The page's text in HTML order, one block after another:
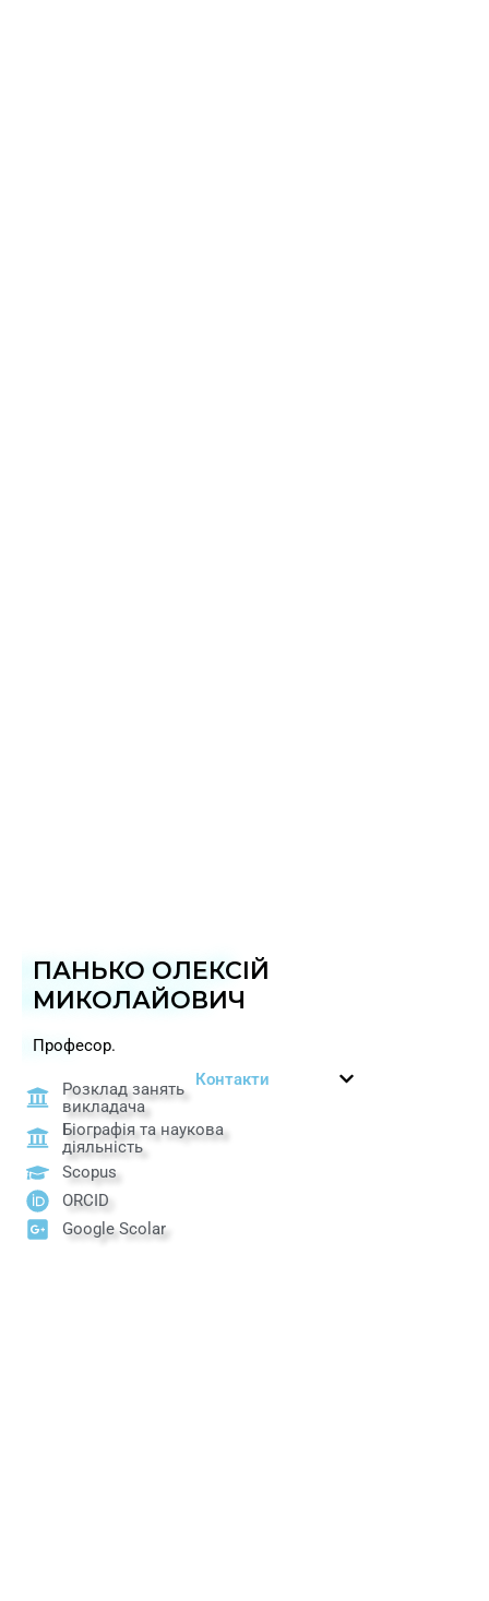
ПАНЬКО ОЛЕКСІЙ
МИКОЛАЙОВИЧ
Професор.
Контакти
Розклад занять
викладача
Біографія та наукова
діяльність
Scopus
ORCID
Google Scolar